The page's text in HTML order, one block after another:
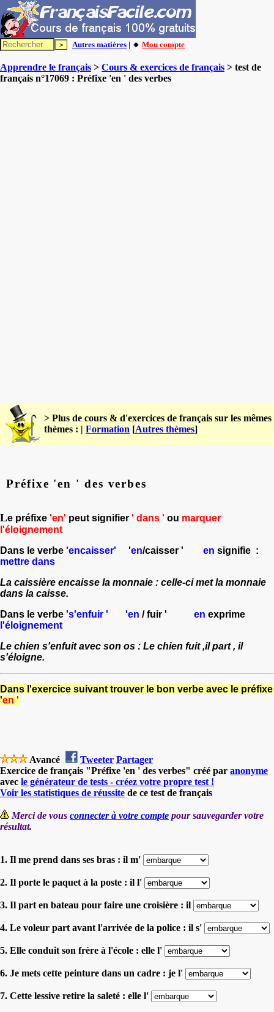
Autres matières | 🔸 Mon compte
Apprendre le français > Cours & exercices de français > test de
français n°17069 : Préfixe 'en ' des verbes
> Plus de cours & d'exercices de français sur les mêmes
thèmes : | Formation [Autres thèmes]
Préfixe 'en ' des verbes
Le préfixe 'en' peut signifier ' dans ' ou marquer
l'éloignement
Dans le verbe 'encaisser' 'en/caisser ' en signifie :
mettre dans
La caissière encaisse la monnaie : celle-ci met la monnaie
dans la caisse.
Dans le verbe 's'enfuir ' 'en / fuir ' en exprime
l'éloignement
Le chien s'enfuit avec son os : Le chien fuit ,il part , il
s'éloigne.
Dans l'exercice suivant trouver le bon verbe avec le préfixe
'en '
Avancé Tweeter Partager
Exercice de français "Préfixe 'en ' des verbes" créé par anonyme
avec le générateur de tests - créez votre propre test !
Voir les statistiques de réussite de ce test de français
Merci de vous connecter à votre compte pour sauvegarder votre
résultat.
1. Il me prend dans ses bras : il m'
2. Il porte le paquet à la poste : il l'
3. Il part en bateau pour faire une croisière : il
4. Le voleur part avant l'arrivée de la police : il s'
5. Elle conduit son frère à l'école : elle l'
6. Je mets cette peinture dans un cadre : je l'
7. Cette lessive retire la saleté : elle l'